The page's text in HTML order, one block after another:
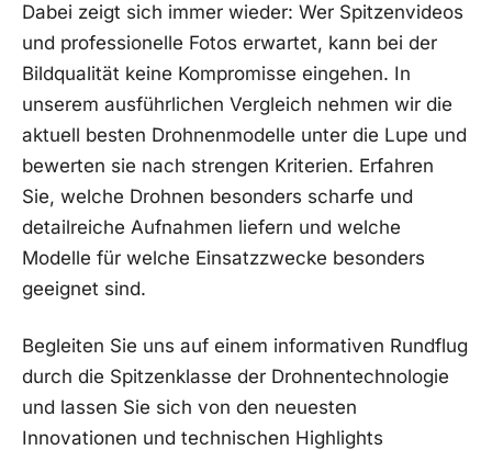
Dabei zeigt sich ⁢immer wieder: Wer ⁢Spitzenvideos⁣
und professionelle ​Fotos ​erwartet, ​kann bei der
Bildqualität⁣ keine Kompromisse eingehen. In
unserem ausführlichen Vergleich nehmen⁤ wir die
aktuell besten Drohnenmodelle ⁢unter die Lupe und
bewerten sie nach strengen ⁢Kriterien. Erfahren
Sie, welche Drohnen besonders scharfe und
detailreiche Aufnahmen⁣ liefern und welche⁤
Modelle⁤ für ​welche ⁢Einsatzzwecke ‌besonders‍
geeignet sind.
Begleiten Sie uns‌ auf einem informativen Rundflug‍
durch die Spitzenklasse der ​Drohnentechnologie
und lassen Sie‍ sich von den neuesten
Innovationen und technischen Highlights